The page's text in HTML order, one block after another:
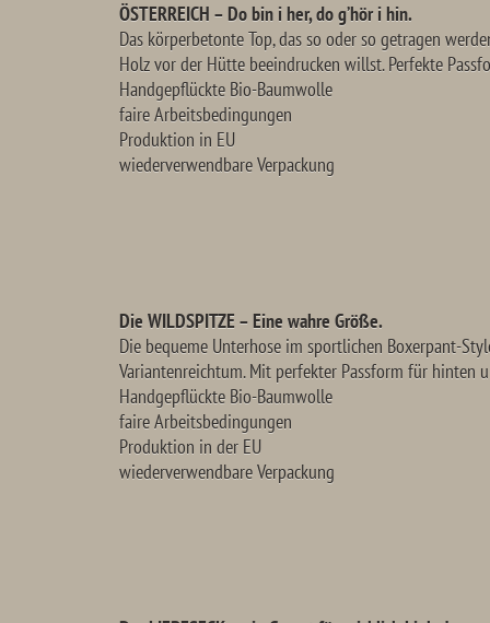
ÖSTERREICH – Do bin i her, do g’hör i hin.
Das körperbetonte Top, das so oder so getragen
Holz vor der Hütte beeindrucken willst. Perfekte
Handgepflückte Bio-Baumwolle
faire Arbeitsbedingungen
Produktion in EU
wiederverwendbare Verpackung
Die WILDSPITZE – Eine wahre Größe.
Die bequeme Unterhose im sportlichen Boxerpant-
Variantenreichtum. Mit perfekter Passform für hinten
Handgepflückte Bio-Baumwolle
faire Arbeitsbedingungen
Produktion in der EU
wiederverwendbare Verpackung